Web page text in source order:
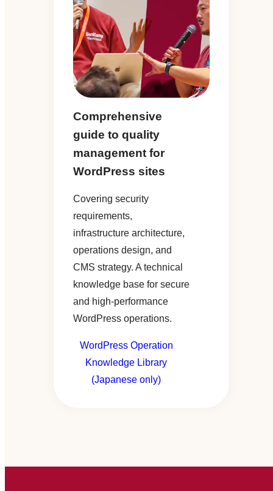
Comprehensive
guide to quality
management for
WordPress sites
Covering security
requirements,
infrastructure architecture,
operations design, and
CMS strategy. A technical
knowledge base for secure
and high-performance
WordPress operations.
WordPress Operation
Knowledge Library
(Japanese only)